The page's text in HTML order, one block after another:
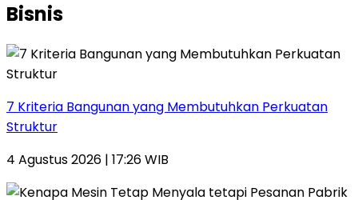
Bisnis
7 Kriteria Bangunan yang Membutuhkan Perkuatan
Struktur
4 Agustus 2026 | 17:26 WIB